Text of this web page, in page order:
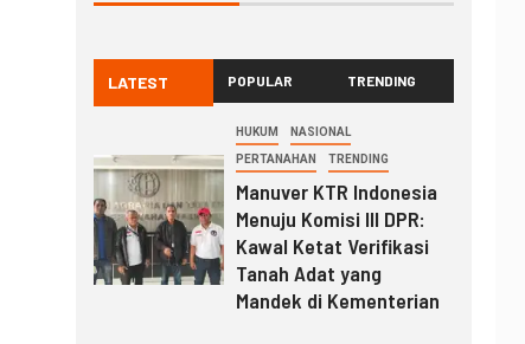
LATEST POPULAR TRENDING
HUKUM NASIONAL
PERTANAHAN TRENDING
Manuver KTR Indonesia
Menuju Komisi III DPR:
Kawal Ketat Verifikasi
Tanah Adat yang
Mandek di Kementerian